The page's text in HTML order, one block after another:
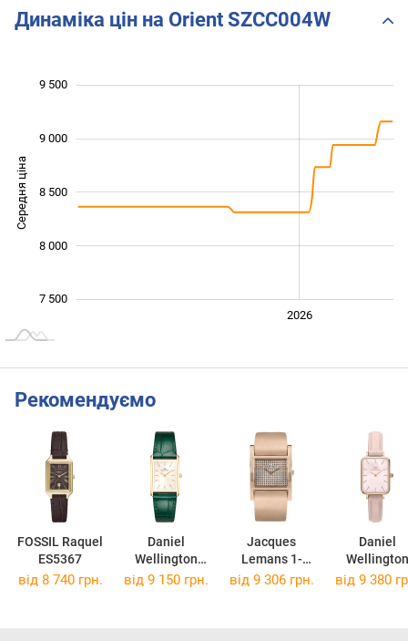
Динаміка цін на Orient SZCC004W
Середня ціна 7 800
8 000
9 500
9 000
8 500
7 500
2026
Рекомендуємо
FOSSIL Raquel
ES5367
Daniel
Wellington
Bound
Jacques
Lemans 1-
1433C
Daniel
Wellington
від 8 740 грн. від 9 150 грн. від 9 306 грн. від 9 380